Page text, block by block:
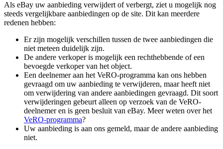
Als eBay uw aanbieding verwijdert of verbergt, ziet u mogelijk nog
steeds vergelijkbare aanbiedingen op de site. Dit kan meerdere
redenen hebben:
Er zijn mogelijk verschillen tussen de twee aanbiedingen die
niet meteen duidelijk zijn.
De andere verkoper is mogelijk een rechthebbende of een
bevoegde verkoper van het object.
Een deelnemer aan het VeRO-programma kan ons hebben
gevraagd om uw aanbieding te verwijderen, maar heeft niet
om verwijdering van andere aanbiedingen gevraagd. Dit soort
verwijderingen gebeurt alleen op verzoek van de VeRO-
deelnemer en is geen besluit van eBay. Meer weten over het
VeRO-programma?
Uw aanbieding is aan ons gemeld, maar de andere aanbieding
niet.